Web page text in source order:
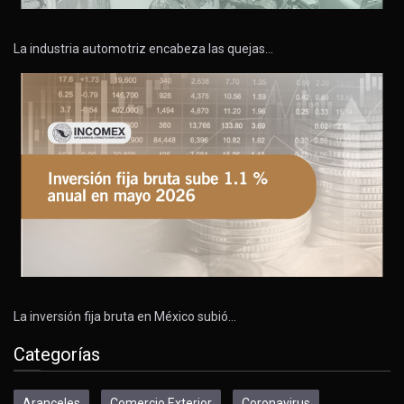
La industria automotriz encabeza las quejas…
La inversión fija bruta en México subió…
Categorías